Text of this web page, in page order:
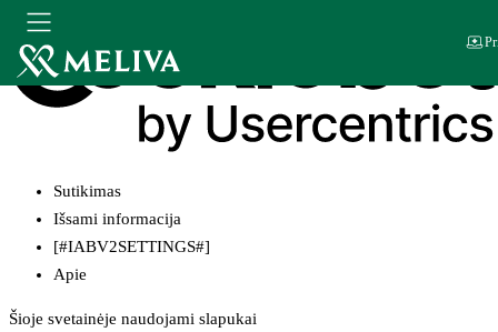
Sutikimas
Išsami informacija
[#IABV2SETTINGS#]
Apie
Šioje svetainėje naudojami slapukai